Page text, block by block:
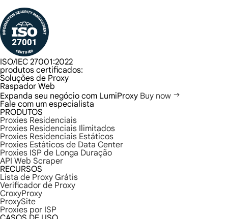
ISO/IEC 27001:2022
produtos certificados:
Soluções de Proxy
Raspador Web
Expanda seu negócio com LumiProxy Buy now
Fale com um especialista
PRODUTOS
Proxies Residenciais
Proxies Residenciais Ilimitados
Proxies Residenciais Estáticos
Proxies Estáticos de Data Center
Proxies ISP de Longa Duração
API Web Scraper
RECURSOS
Lista de Proxy Grátis
Verificador de Proxy
CroxyProxy
ProxySite
Proxies por ISP